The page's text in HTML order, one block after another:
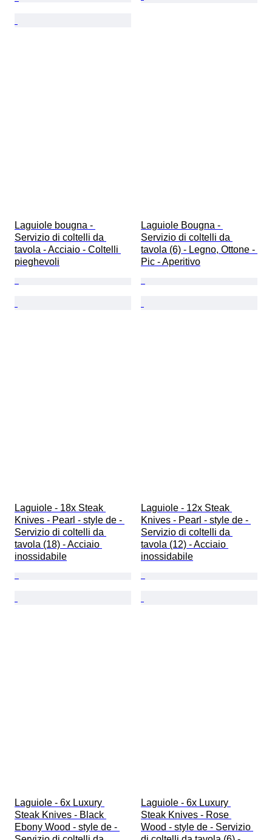
Laguiole bougna -
Servizio di coltelli da
tavola - Acciaio - Coltelli
pieghevoli
Laguiole Bougna -
Servizio di coltelli da
tavola (6) - Legno, Ottone -
Pic - Aperitivo
Laguiole - 18x Steak
Knives - Pearl - style de -
Servizio di coltelli da
tavola (18) - Acciaio
inossidabile
Laguiole - 12x Steak
Knives - Pearl - style de -
Servizio di coltelli da
tavola (12) - Acciaio
inossidabile
Laguiole - 6x Luxury
Steak Knives - Black
Ebony Wood - style de -
Laguiole - 6x Luxury
Steak Knives - Rose
Wood - style de - Servizio